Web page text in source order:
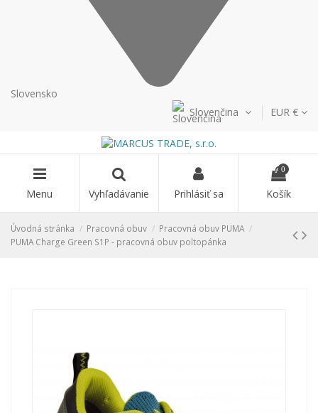
Slovensko
Slovenčina
EUR €
Menu Vyhľadávanie Prihlásiť sa
0
Košík
Úvodná stránka Pracovná obuv
Pracovná obuv PUMA
PUMA Charge Green S1P - pracovná obuv poltopánka